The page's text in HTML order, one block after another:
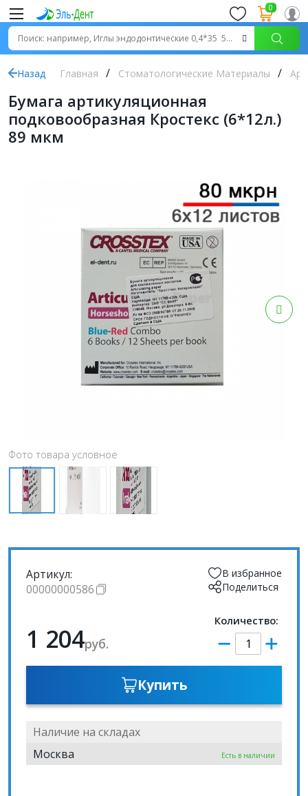
0
Назад Главная Стоматологические Материалы
Бумага артикуляционная
подковообразная Кростекс (6*12л.)
89 мкм
Фото товара условное
Артикул:
00000000586
В избранное
Поделиться
1 204руб.
Количество:
Купить
Наличие на складах
Москва
Есть в наличии